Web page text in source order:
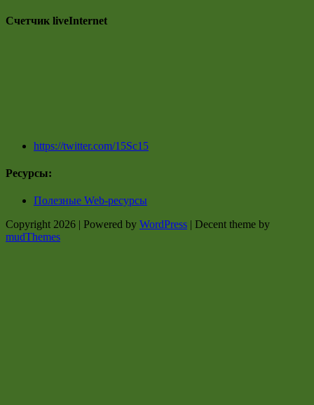
Счетчик liveInternet
https://twitter.com/15Sc15
Ресурсы:
Полезные Web-ресурсы
Copyright 2026 | Powered by WordPress | Decent theme by
mudThemes